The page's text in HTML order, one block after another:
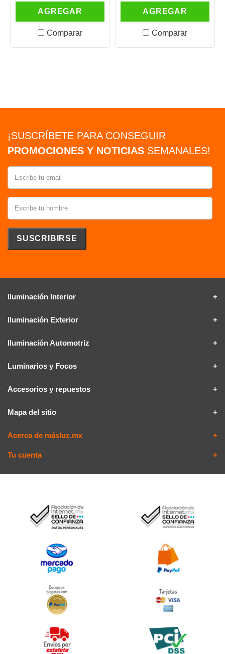
AGREGAR
Comparar
AGREGAR
Comparar
¡SUSCRÍBETE PARA CONSEGUIR
PROMOCIONES Y NOTICIAS SEMANALES!
Iluminación Interior
Iluminación Exterior
Iluminación Automotriz
Luminarios y Focos
Accesorios y repuestos
Mapa del sitio
Acerca de másluz.mx
Tu cuenta